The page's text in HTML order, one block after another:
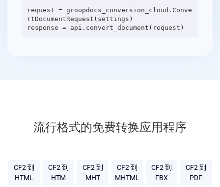
request = groupdocs_conversion_cloud.Conve
rtDocumentRequest(settings)
流行格式的免费转换应用程序
CF2 到
HTML
CF2 到
HTM
CF2 到
MHT
CF2 到
MHTML
CF2 到
FBX
CF2 到
PDF